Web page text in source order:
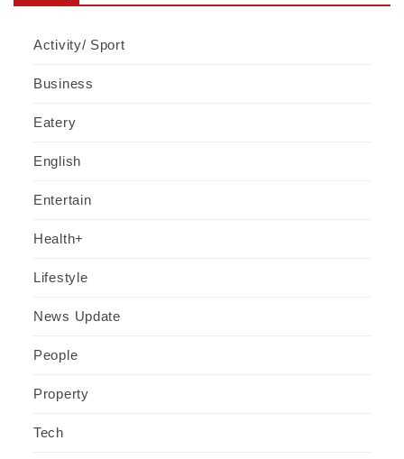
Activity/ Sport
Business
Eatery
English
Entertain
Health+
Lifestyle
News Update
People
Property
Tech